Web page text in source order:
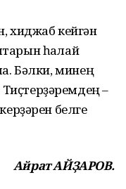
хиджаб кейгән
һаҡлай
Бәлки, минең
–
белге
Айрат АЙҘАРОВ.